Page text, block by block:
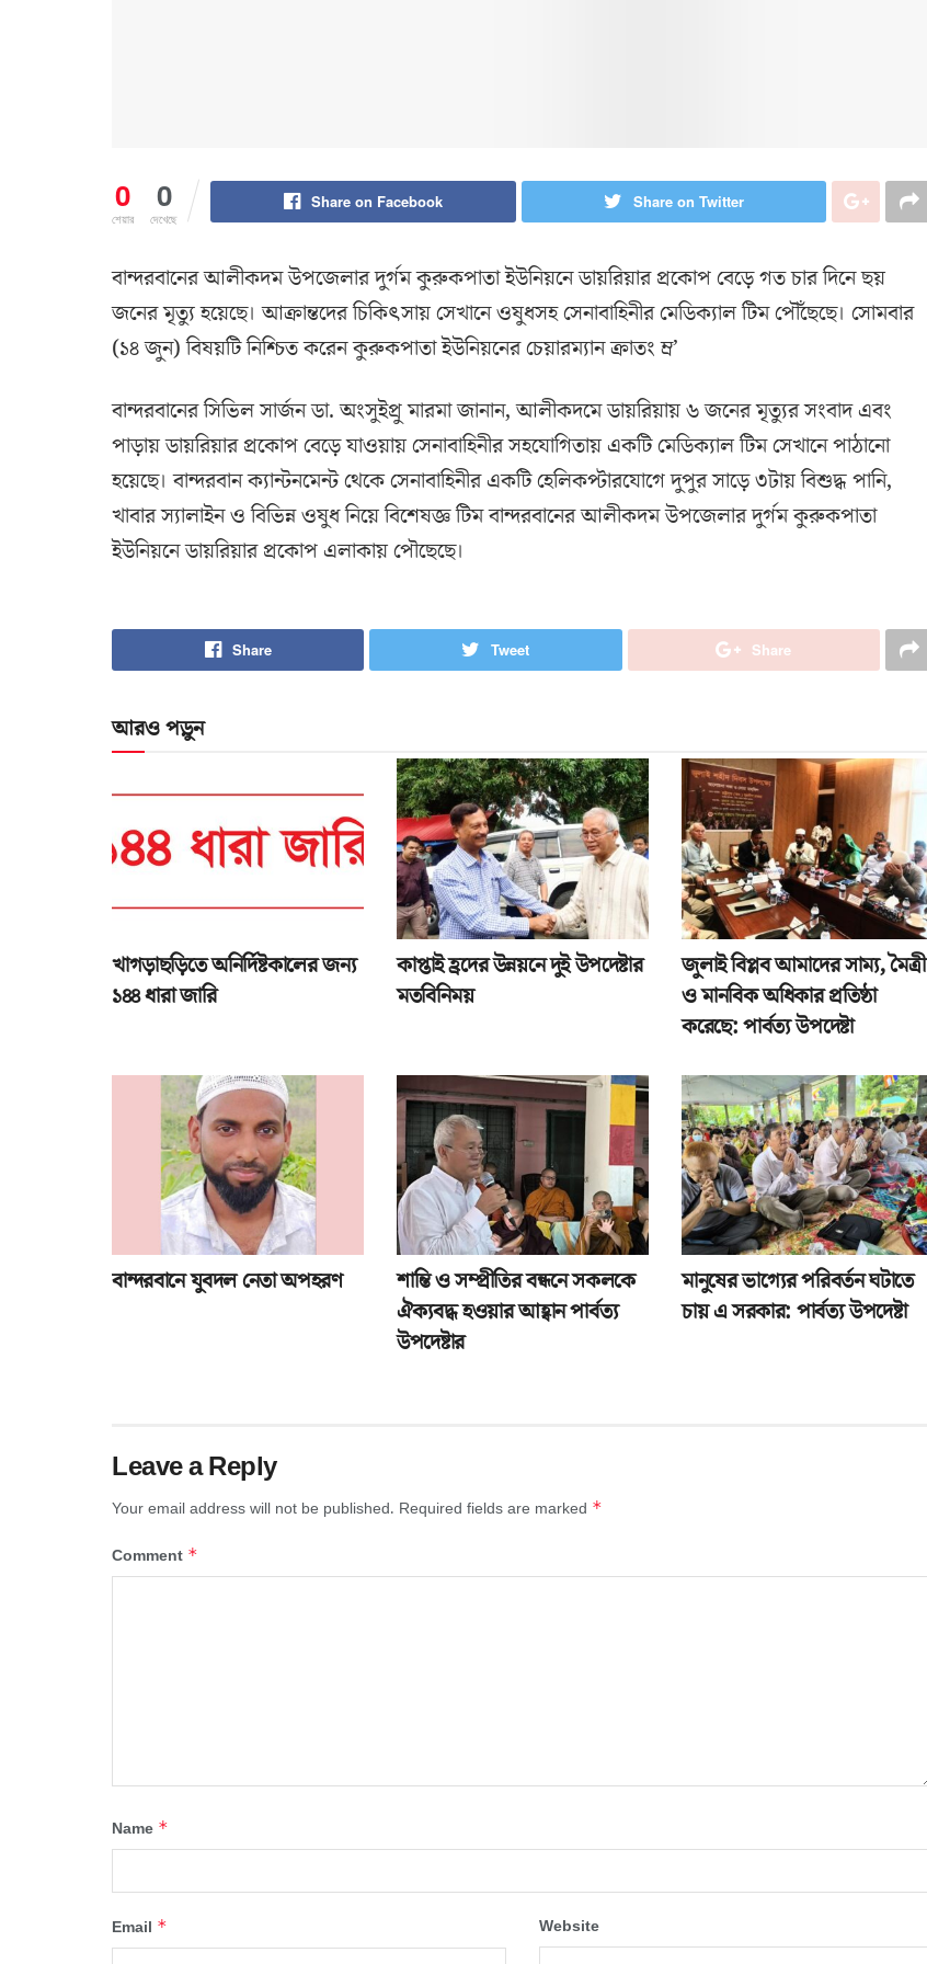
0
শেয়ার
0
দেখেছে
Share on Facebook Share on Twitter
বান্দরবানের আলীকদম উপজেলার দুর্গম কুরুকপাতা ইউনিয়নে ডায়রিয়ার প্রকোপ বেড়ে গত চার দিনে ছয়
জনের মৃত্যু হয়েছে। আক্রান্তদের চিকিৎসায় সেখানে ওষুধসহ সেনাবাহিনীর মেডিক্যাল টিম পৌঁছেছে। সোমবার
(১৪ জুন) বিষয়টি নিশ্চিত করেন কুরুকপাতা ইউনিয়নের চেয়ারম্যান ক্রাতং ম্র’
বান্দরবানের সিভিল সার্জন ডা. অংসুইপ্রু মারমা জানান, আলীকদমে ডায়রিয়ায় ৬ জনের মৃত্যুর সংবাদ এবং
পাড়ায় ডায়রিয়ার প্রকোপ বেড়ে যাওয়ায় সেনাবাহিনীর সহযোগিতায় একটি মেডিক্যাল টিম সেখানে পাঠানো
হয়েছে। বান্দরবান ক্যান্টনমেন্ট থেকে সেনাবাহিনীর একটি হেলিকপ্টারযোগে দুপুর সাড়ে ৩টায় বিশুদ্ধ পানি,
খাবার স্যালাইন ও বিভিন্ন ওষুধ নিয়ে বিশেষজ্ঞ টিম বান্দরবানের আলীকদম উপজেলার দুর্গম কুরুকপাতা
ইউনিয়নে ডায়রিয়ার প্রকোপ এলাকায় পৌছেছে।
Share Tweet Share
আরও পড়ুন
খাগড়াছড়িতে অনির্দিষ্টকালের জন্য
১৪৪ ধারা জারি
কাপ্তাই হ্রদের উন্নয়নে দুই উপদেষ্টার
মতবিনিময়
জুলাই বিপ্লব আমাদের সাম্য, মৈত্রী
ও মানবিক অধিকার প্রতিষ্ঠা
করেছে: পার্বত্য উপদেষ্টা
বান্দরবানে যুবদল নেতা অপহরণ
শান্তি ও সম্প্রীতির বন্ধনে সকলকে
ঐক্যবদ্ধ হওয়ার আহ্বান পার্বত্য
উপদেষ্টার
মানুষের ভাগ্যের পরিবর্তন ঘটাতে
চায় এ সরকার: পার্বত্য উপদেষ্টা
Leave a Reply
Your email address will not be published. Required fields are marked *
Comment *
Name *
Email * Website